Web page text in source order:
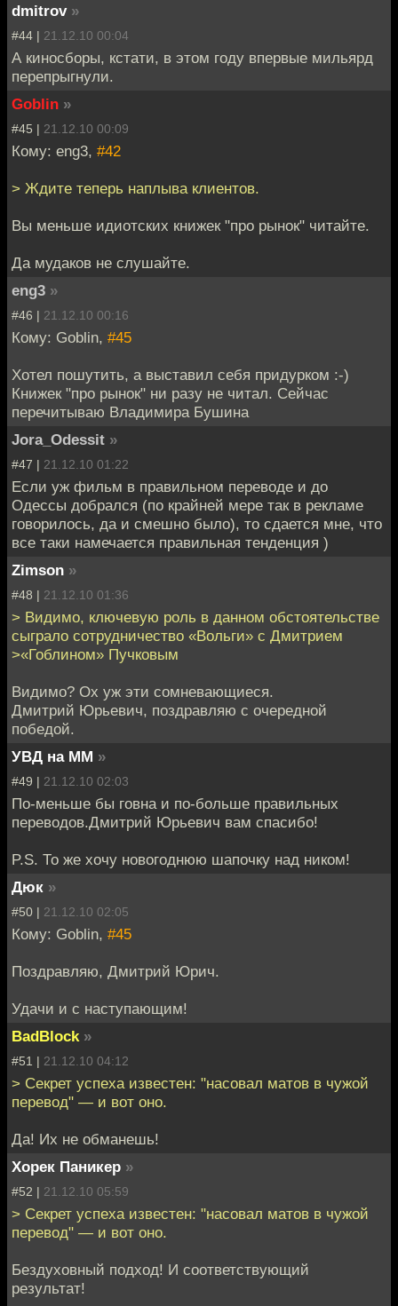
dmitrov »
#44 | 21.12.10 00:04
А киносборы, кстати, в этом году впервые мильярд
перепрыгнули.
Goblin »
#45 | 21.12.10 00:09
Кому: eng3, #42
> Ждите теперь наплыва клиентов.
Вы меньше идиотских книжек "про рынок" читайте.
Да мудаков не слушайте.
eng3 »
#46 | 21.12.10 00:16
Кому: Goblin, #45
Хотел пошутить, а выставил себя придурком :-)
Книжек "про рынок" ни разу не читал. Сейчас
перечитываю Владимира Бушина
Jora_Odessit »
#47 | 21.12.10 01:22
Если уж фильм в правильном переводе и до
Одессы добрался (по крайней мере так в рекламе
говорилось, да и смешно было), то сдается мне, что
все таки намечается правильная тенденция )
Zimson »
#48 | 21.12.10 01:36
> Видимо, ключевую роль в данном обстоятельстве
сыграло сотрудничество «Вольги» с Дмитрием
>«Гоблином» Пучковым
Видимо? Ох уж эти сомневающиеся.
Дмитрий Юрьевич, поздравляю с очередной
победой.
УВД на ММ »
#49 | 21.12.10 02:03
По-меньше бы говна и по-больше правильных
переводов.Дмитрий Юрьевич вам спасибо!
P.S. То же хочу новогоднюю шапочку над ником!
Дюк »
#50 | 21.12.10 02:05
Кому: Goblin, #45
Поздравляю, Дмитрий Юрич.
Удачи и с наступающим!
BadBlock »
#51 | 21.12.10 04:12
> Секрет успеха известен: "насовал матов в чужой
перевод" — и вот оно.
Да! Их не обманешь!
Хорек Паникер »
#52 | 21.12.10 05:59
> Секрет успеха известен: "насовал матов в чужой
перевод" — и вот оно.
Бездуховный подход! И соответствующий
результат!